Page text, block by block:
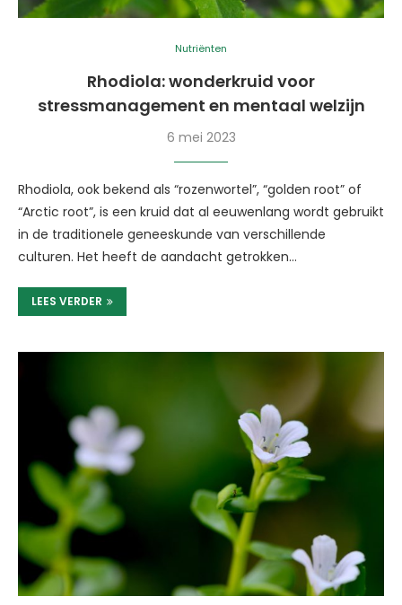
Nutriënten
Rhodiola: wonderkruid voor
stressmanagement en mentaal welzijn
6 mei 2023
Rhodiola, ook bekend als “rozenwortel”, “golden root” of
“Arctic root”, is een kruid dat al eeuwenlang wordt gebruikt
in de traditionele geneeskunde van verschillende
culturen. Het heeft de aandacht getrokken…
LEES VERDER